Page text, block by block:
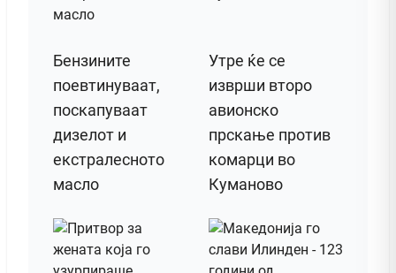
Бензините
поевтинуваат,
поскапуваат
дизелот и
екстралесното
масло
Утре ќе се
изврши второ
авионско
прскање против
комарци во
Куманово